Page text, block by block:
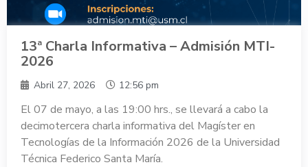
13ª Charla Informativa – Admisión MTI-
2026
Abril 27, 2026 12:56 pm
El 07 de mayo, a las 19:00 hrs., se llevará a cabo la
decimotercera charla informativa del Magíster en
Tecnologías de la Información 2026 de la Universidad
Técnica Federico Santa María.